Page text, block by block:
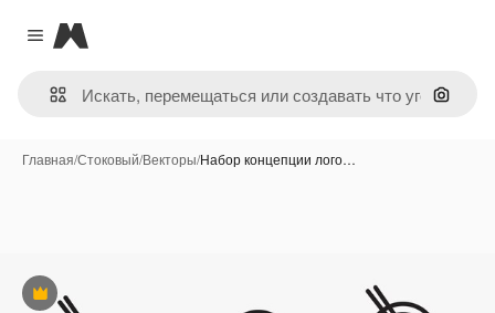
Close menu
Magnific
Поиск
Главная/Стоковый/Векторы/Набор концепции лого…
Премиум